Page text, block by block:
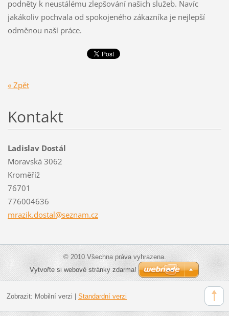
podněty k neustálému zlepšování našich služeb. Navíc
jakákoliv pochvala od spokojeného zákazníka je nejlepší
odměnou naší práce.
« Zpět
Kontakt
Ladislav Dostál
Moravská 3062
Kroměříž
76701
776004636
mrazik.dostal@seznam.cz
© 2010 Všechna práva vyhrazena.
Vytvořte si webové stránky zdarma!
Zobrazit: Mobilní verzi Standardní verzi